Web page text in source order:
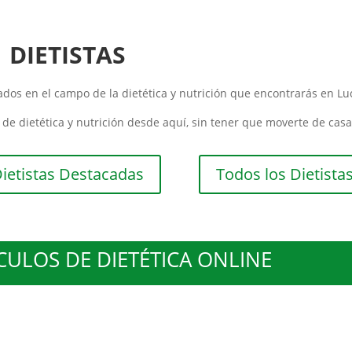
DIETISTAS
en el campo de la dietética y nutrición que encontrarás en
dietética y nutrición desde aquí, sin tener que moverte de
Destacadas Todos los
DE DIETÉTICA ONLINE